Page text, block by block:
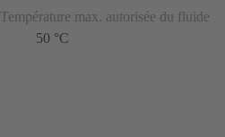
Température max. autorisée du fluide
50 °C